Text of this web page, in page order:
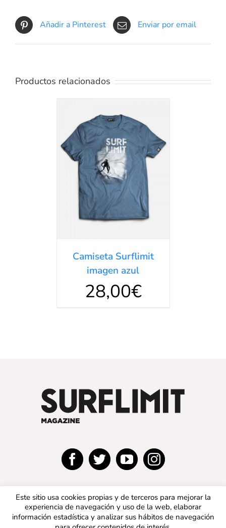
Añadir a Pinterest Enviar por email
Productos relacionados
SELECCIONAR
OPCIONES
DETALLES
Camiseta Surflimit
imagen azul
28,00€
Este sitio usa cookies propias y de terceros para mejorar la
experiencia de navegación y uso de la web, elaborar
información estadística y analizar sus hábitos de navegación